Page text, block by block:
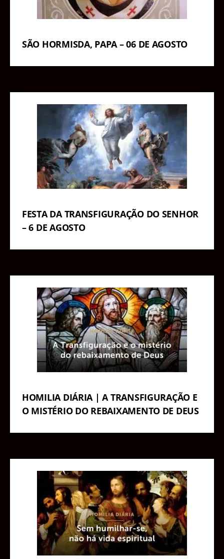
SÃO HORMISDA, PAPA – 06 DE AGOSTO
FESTA DA TRANSFIGURAÇÃO DO SENHOR
– 6 DE AGOSTO
HOMILIA DIÁRIA | A TRANSFIGURAÇÃO E
O MISTÉRIO DO REBAIXAMENTO DE DEUS